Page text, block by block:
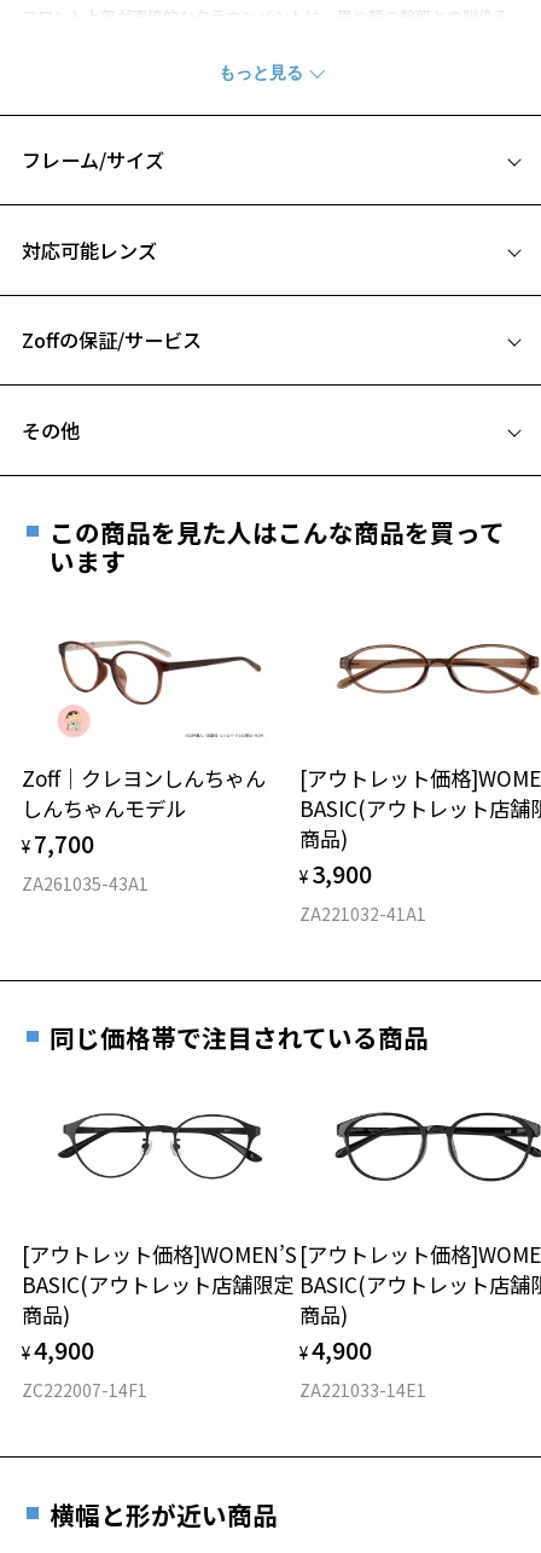
お気に入り
フロント上部が直接的なクラウンパントは、眉や顔の輪郭との馴染み
CLASSIC(クラシック) 特集ページをみる
※アウトレット商品は、販売から一定期間経過した商品などです。キ
フレーム/サイズ
B ブリッジ(鼻部分)の横幅：22mm
仕上がり寸法
D 仕上がりの横幅：約139mm
11.3g
※着脱式サングラス：デモレンズ、アタッチメント込みの重さ
タイプ
材質
フロント素材：ステンレス
対応可能レンズ
フレームとレンズの合計料金を知りたい方へ
Zoffの保証/サービス
安心1 フレーム１年間品質保証
きます。
※保証期間内に交換が行われた場合、保証期間は初期の期間から
延長されません。
安心2 視力測定無料
視力の変化を早めに発見するために、定期的な視
力測定をおすすめいたします。
安心3 かかり具合調整無料
す。
もっと見る
その他
ご希望のお客さまは、「レンズ交換券」をお選びのうえ、
最寄りのZoff実店舗にてレンズをお買い求めください。
※サングラスやパッケージ品では「レンズ交換券」はお選び
談ください。
＜メガネの度数情報がわからない方へ＞
オンラインストアでフレームのみ購入して、
実店舗で度付きにできます
ご購入時に「レンズ交換券」をお選びいただくと、実店舗で
度数を測定のうえ、度付きレンズ（標準セットレンズ）へ無
お近くのZoff実店舗にて度数を測定いただけます（無料）。
その際は記入用紙をダウンロードしてお使いください。
ダウンロード
この商品を見た人はこんな商品を買って
います
Zoff｜クレヨンしんちゃん
しんちゃんモデル
¥ 7,700
ZA261035-43A1
[アウトレット価格
BASIC(アウトレット店舗
商品)
¥ 3,900
ZA221032-41A1
同じ価格帯で注目されている商品
[アウトレット価格]WOMEN’S
BASIC(アウトレット店舗限定
商品)
¥4,900
ZC222007-14F1
[アウトレット価格
BASIC(アウトレット店舗
商品)
¥4,900
ZA221033-14E1
横幅と形が近い商品